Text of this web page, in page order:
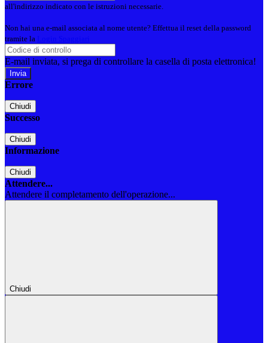
all'indirizzo indicato con le istruzioni necessarie.
Non hai una e-mail associata al nome utente? Effettua il reset della password
tramite la
E-mail inviata, si prega di controllare la casella di posta elettronica!
Errore
Chiudi
Successo
Chiudi
Informazione
Chiudi
Attendere...
Attendere il completamento dell'operazione...
Chiudi